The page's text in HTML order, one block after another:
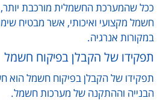
ככל שהמערכת החשמלית מורכבת יותר,
חשמל מקצועי ואיכותי, אשר מבטיח
במקורות אנרגיה.
תפקידו של הקבלן בפיקוח חשמל
תפקידו של הקבלן בפיקוח חשמל הוא
הבנייה וההתקנה של מערכות חשמל.